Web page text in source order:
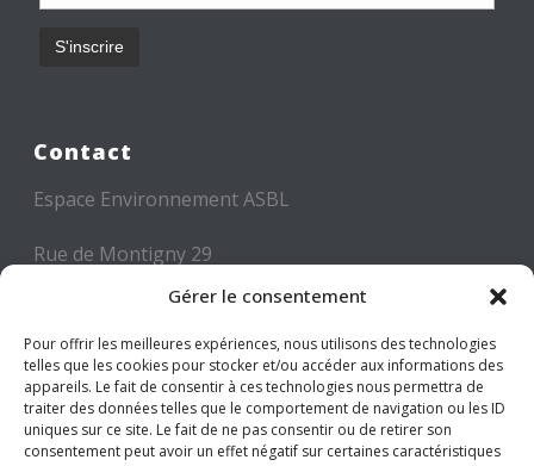
Gérer le consentement
Pour offrir les meilleures expériences, nous utilisons des technologies
telles que les cookies pour stocker et/ou accéder aux informations des
appareils. Le fait de consentir à ces technologies nous permettra de
traiter des données telles que le comportement de navigation ou les ID
uniques sur ce site. Le fait de ne pas consentir ou de retirer son
consentement peut avoir un effet négatif sur certaines caractéristiques
Contact
Espace Environnement ASBL
Rue de Montigny 29
6000 CHARLEROI
Tél: +32 71 300 300
Mail: info@espace-environnement.be
TVA BE 0416.116.340